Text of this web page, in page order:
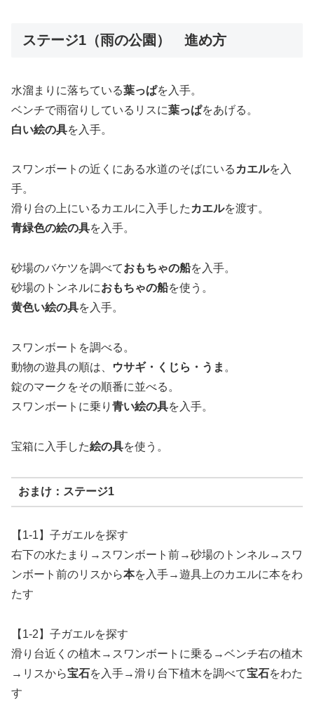
ステージ1（雨の公園） 進め方
水溜まりに落ちている葉っぱを入手。
ベンチで雨宿りしているリスに葉っぱをあげる。
白い絵の具を入手。
スワンボートの近くにある水道のそばにいるカエルを入
手。
滑り台の上にいるカエルに入手したカエルを渡す。
青緑色の絵の具を入手。
砂場のバケツを調べておもちゃの船を入手。
砂場のトンネルにおもちゃの船を使う。
黄色い絵の具を入手。
スワンボートを調べる。
動物の遊具の順は、
ウサギ・くじら・うま 。
錠のマークをその順番に並べる。
スワンボートに乗り 青い絵の具を入手。
宝箱に入手した絵の具を使う。
おまけ：ステージ1
【1-1】子ガエルを探す
右下の水たまり→スワンボート前→砂場のトンネル→スワ
ンボート前のリスから本を入手→遊具上のカエルに本をわ
たす
【1-2】子ガエルを探す
滑り台近くの植木→スワンボートに乗る→ベンチ右の植木
→リスから宝石を入手→滑り台下植木を調べて宝石をわた
す